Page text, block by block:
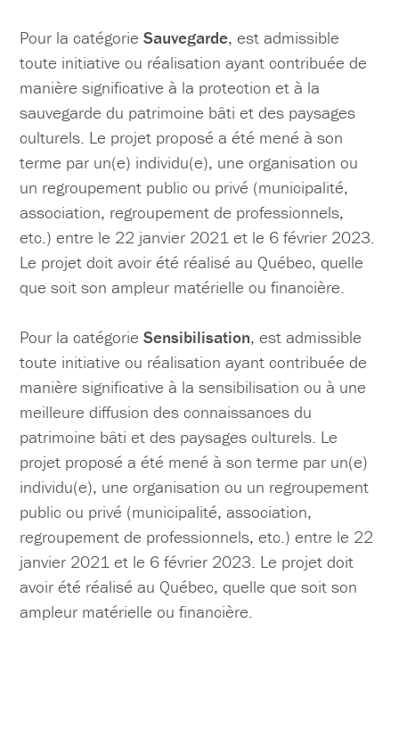
Pour la catégorieSauvegarde, est admissible
toute initiative ou réalisation ayant contribuée de
manière significative à la protection et à la
sauvegarde du patrimoine bâti et des paysages
culturels. Le projet proposé a été mené à son
terme par un(e) individu(e), une organisation ou
un regroupement public ou privé (municipalité,
association, regroupement de professionnels,
etc.) entre le 22 janvier 2021 et le 6 février 2023.
Le projet doit avoir été réalisé au Québec, quelle
que soit son ampleur matérielle ou financière.
Pour la catégorieSensibilisation, est admissible
toute initiative ou réalisation ayant contribuée de
manière significative à la sensibilisation ou à une
meilleure diffusion des connaissances du
patrimoine bâti et des paysages culturels. Le
projet proposé a été mené à son terme par un(e)
individu(e), une organisation ou un regroupement
public ou privé (municipalité, association,
regroupement de professionnels, etc.) entre le 22
janvier 2021 et le 6 février 2023. Le projet doit
avoir été réalisé au Québec, quelle que soit son
ampleur matérielle ou financière.